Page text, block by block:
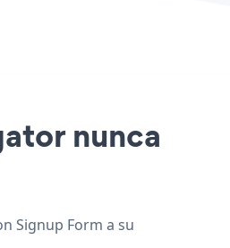
nunca
Signup Form a su